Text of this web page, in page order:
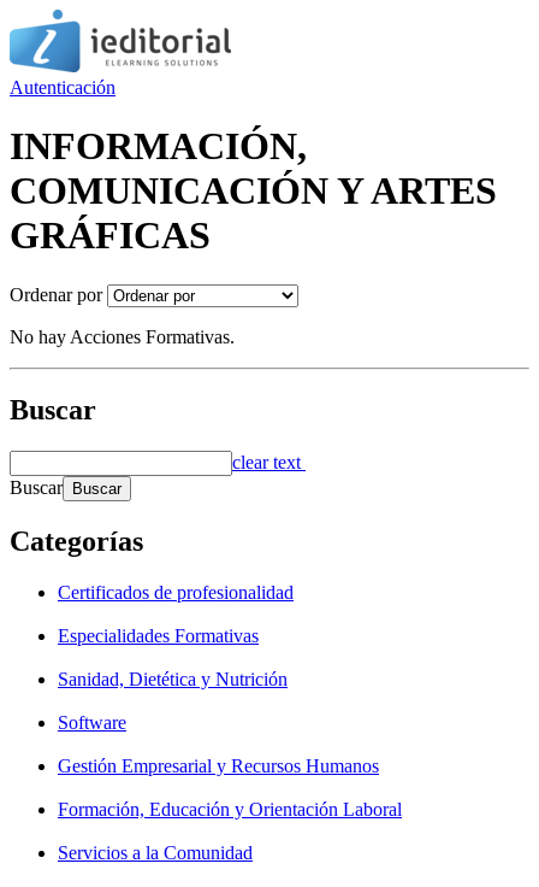
Autenticación
INFORMACIÓN,
COMUNICACIÓN Y ARTES
GRÁFICAS
Ordenar por
No hay Acciones Formativas.
Buscar
clear text
Buscar
Categorías
Certificados de profesionalidad
Especialidades Formativas
Sanidad, Dietética y Nutrición
Software
Gestión Empresarial y Recursos Humanos
Formación, Educación y Orientación Laboral
Servicios a la Comunidad